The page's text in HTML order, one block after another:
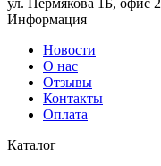
Информация
Новости
О нас
Отзывы
Контакты
Оплата
Каталог